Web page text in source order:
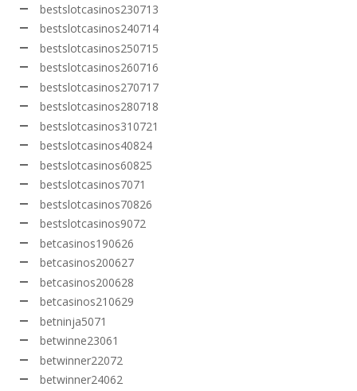
bestslotcasinos230713
bestslotcasinos240714
bestslotcasinos250715
bestslotcasinos260716
bestslotcasinos270717
bestslotcasinos280718
bestslotcasinos310721
bestslotcasinos40824
bestslotcasinos60825
bestslotcasinos7071
bestslotcasinos70826
bestslotcasinos9072
betcasinos190626
betcasinos200627
betcasinos200628
betcasinos210629
betninja5071
betwinne23061
betwinner22072
betwinner24062